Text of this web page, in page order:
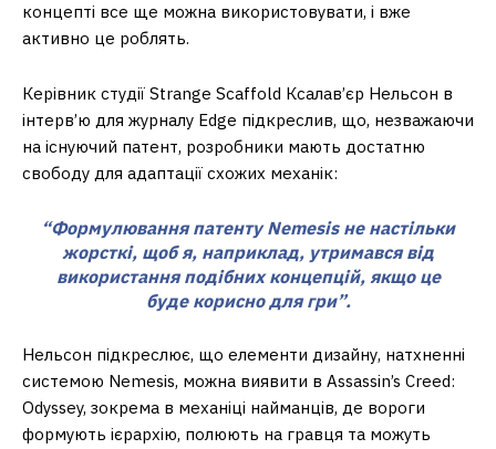
концепті все ще можна використовувати, і вже
активно це роблять.
Керівник студії Strange Scaffold Ксалав’єр Нельсон в
інтерв’ю для журналу Edge підкреслив, що, незважаючи
на існуючий патент, розробники мають достатню
свободу для адаптації схожих механік:
“Формулювання патенту Nemesis не настільки
жорсткі, щоб я, наприклад, утримався від
використання подібних концепцій, якщо це
буде корисно для гри”.
Нельсон підкреслює, що елементи дизайну, натхненні
системою Nemesis, можна виявити в Assassin’s Creed:
Odyssey, зокрема в механіці найманців, де вороги
формують ієрархію, полюють на гравця та можуть